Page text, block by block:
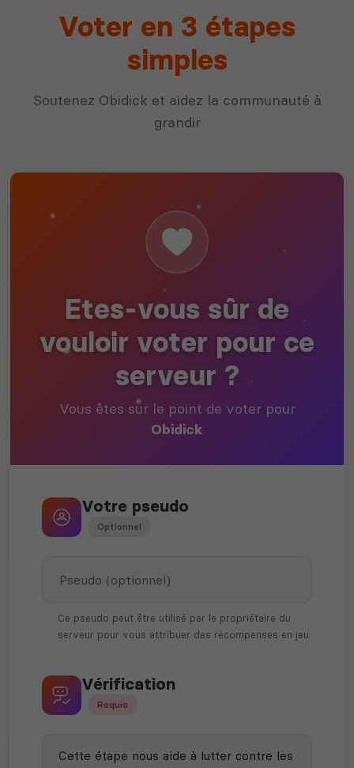
Voter en 3 étapes
simples
Soutenez Obidick et aidez la communauté à
grandir
Etes-vous sûr de
vouloir voter pour ce
serveur ?
Vous êtes sur le point de voter pour
Obidick
Votre pseudo
Optionnel
Ce pseudo peut être utilisé par le propriétaire du
serveur pour vous attribuer des récompenses en jeu
Vérification
Requis
Cette étape nous aide à lutter contre les